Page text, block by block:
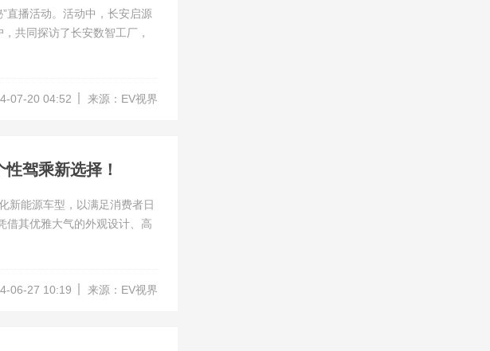
直播活动。活动中，长安启源
共同探访了长安数智工厂，
来源：EV视界
07-20 04:52
驾乘新选择！
新能源车型，以满足消费者日
借其优雅大气的外观设计、高
来源：EV视界
06-27 10:19